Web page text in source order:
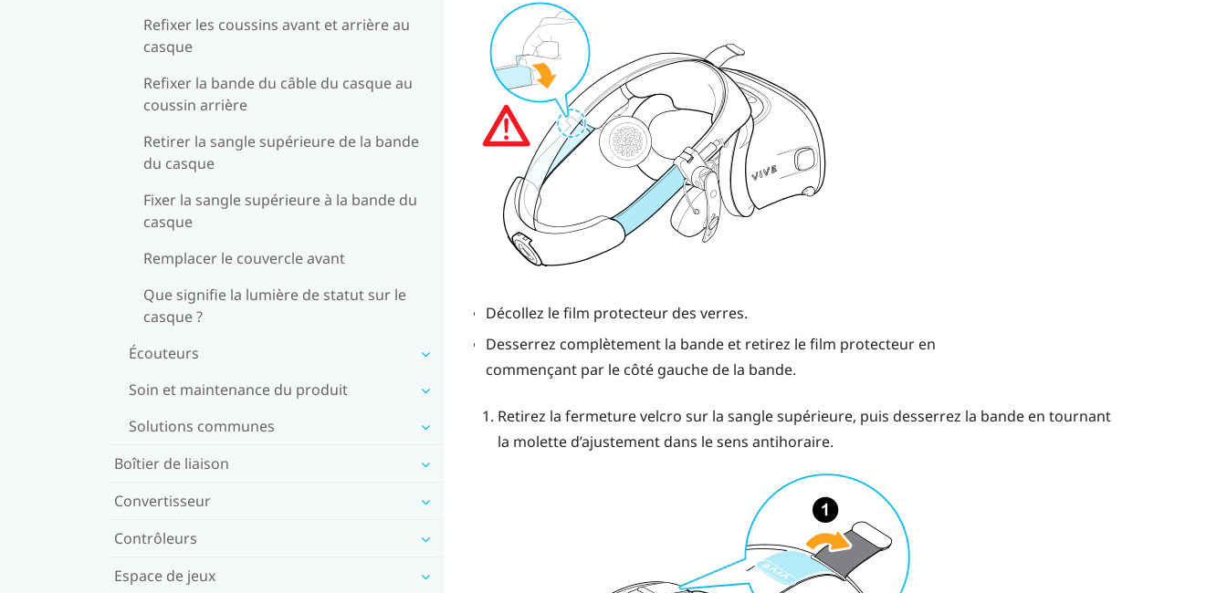
Refixer les coussins avant et arrière au
casque
Refixer la bande du câble du casque au
coussin arrière
Retirer la sangle supérieure de la bande
du casque
Fixer la sangle supérieure à la bande du
casque
Remplacer le couvercle avant
Que signifie la lumière de statut sur le
casque ?
Écouteurs
Soin et maintenance du produit
Solutions communes
Boîtier de liaison
Convertisseur
Contrôleurs
Espace de jeux
Décollez le film protecteur des verres.
Desserrez complètement la bande et retirez le film protecteur en
commençant par le côté gauche de la bande.
Retirez la fermeture velcro sur la sangle supérieure, puis desserrez la bande en tournant
la molette d’ajustement dans le sens antihoraire.